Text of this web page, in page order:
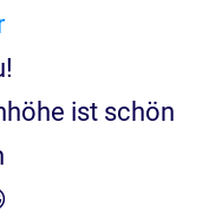
ist schön